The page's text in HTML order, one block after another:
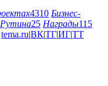
4310 Бизнес-
Рутина25 Награды115
tema.ru|ВК|ТГ|ИГ|ТТ